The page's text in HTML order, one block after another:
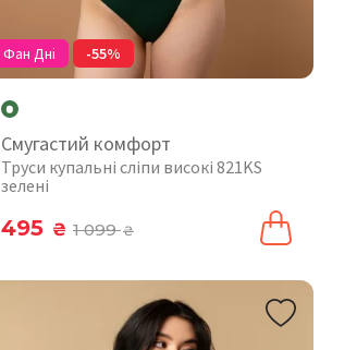
Фан Дні -55%
Смугастий комфорт
Труси купальні сліпи високі 821KS
зелені
495 ₴ 1 099₴